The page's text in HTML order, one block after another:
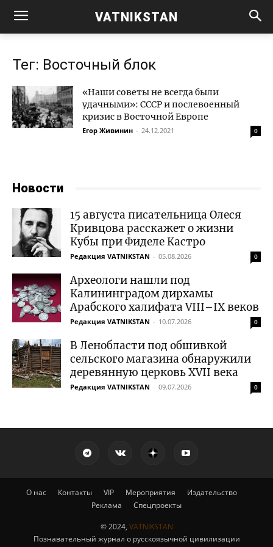
VATNIKSTAN
Тег: Восточный блок
«Наши советы не всегда были
удачными»: СССР и послевоенный
кризис в Восточной Европе
Егор Живинин - 24.12.2021 0
Новости
15 августа писательница Олеся
Кривцова расскажет о жизни
Кубы при Фиделе Кастро
Редакция VATNIKSTAN - 05.08.2026 0
Археологи нашли под
Калининградом дирхамы
Арабского халифата VIII–IX веков
Редакция VATNIKSTAN - 10.07.2026 0
В Ленобласти под обшивкой
сельского магазина обнаружили
деревянную церковь XVII века
Редакция VATNIKSTAN - 09.07.2026 0
О нас Контакты VIP Мероприятия
Издательство
Реклама
Спецпроекты
© 2024, VATNIKSTAN
Познавательный журнал о русскоязычной цивилизации